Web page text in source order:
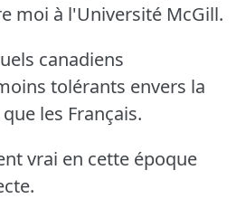
moi à l'Université McGill.
canadiens
tolérants envers la
les Français.
vrai en cette époque